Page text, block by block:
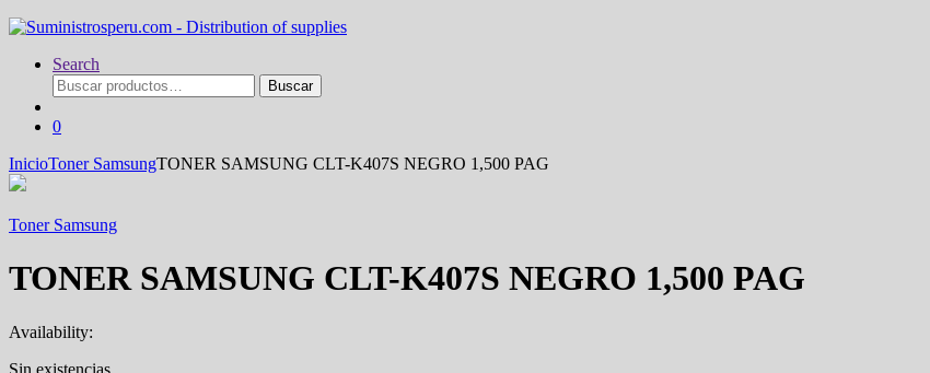
Search
Buscar
por:
Buscar
0
InicioToner SamsungTONER SAMSUNG CLT-K407S NEGRO 1,500 PAG
Toner Samsung
TONER SAMSUNG CLT-K407S NEGRO 1,500 PAG
Availability:
Sin existencias